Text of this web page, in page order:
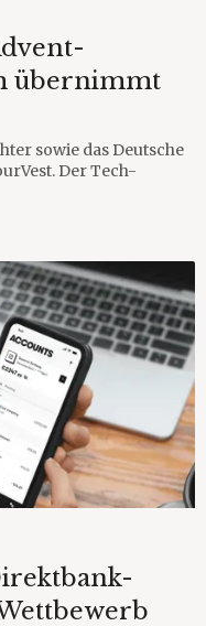
übernimmt
sowie das Deutsche
Der Tech-